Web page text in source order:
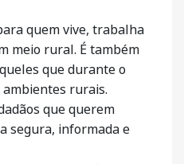
quem vive, trabalha
meio rural. É também
que durante o
rurais.
que querem
segura, informada e